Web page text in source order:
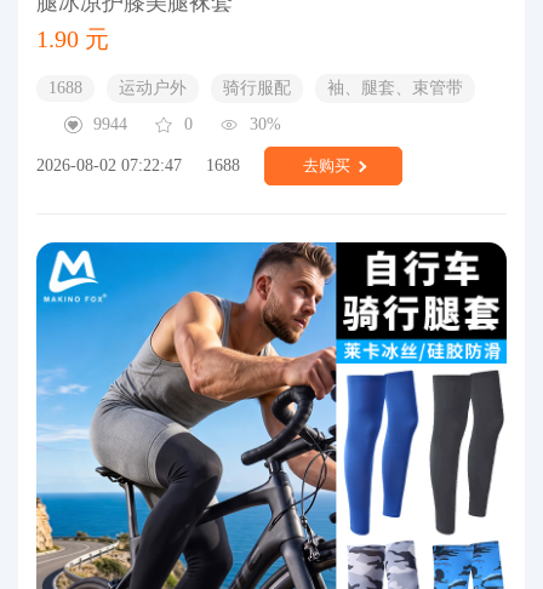
1.90 元
1688 运动户外 骑行服配
袖、腿套、束管带
9944
0 30%
2026-08-02 07:22:47 1688 去购买